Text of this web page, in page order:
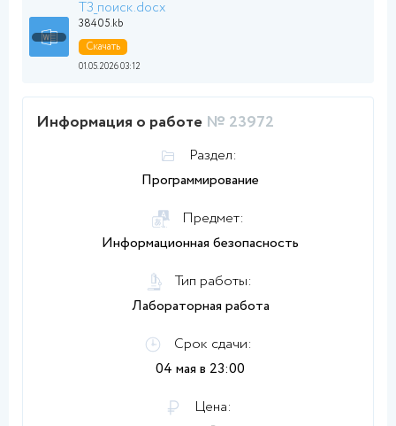
ТЗ_поиск.docx
38405.kb
Скачать
01.05.2026 03:12
Информация о работе № 23972
Раздел:
Программирование
Предмет:
Информационная безопасность
Тип работы:
Лабораторная работа
Срок сдачи:
04 мая в 23:00
Цена: